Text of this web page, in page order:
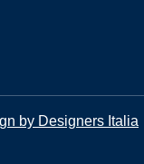
by Designers Italia